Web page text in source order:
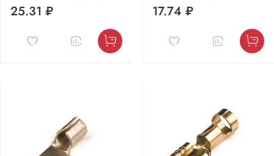
25.31 ₽ 17.74 ₽